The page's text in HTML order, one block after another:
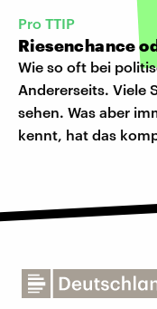
Pro TTIP
Riesenchance
Wie so oft bei
Andererseits. Viele
sehen. Was aber
kennt, hat das